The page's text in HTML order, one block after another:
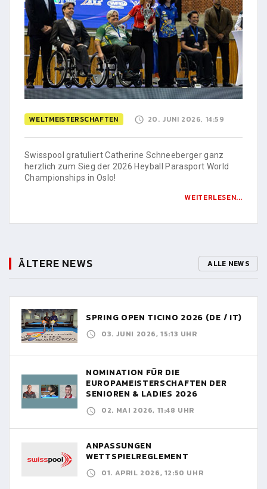
WELTMEISTERSCHAFTEN 20. JUNI 2026, 14:59
Swisspool gratuliert Catherine Schneeberger ganz
herzlich zum Sieg der 2026 Heyball Parasport World
Championships in Oslo!
WEITERLESEN...
ÄLTERE NEWS ALLE NEWS
SPRING OPEN TICINO 2026 (DE / IT)
03. JUNI 2026, 15:13 UHR
NOMINATION FÜR DIE
EUROPAMEISTERSCHAFTEN DER
SENIOREN & LADIES 2026
02. MAI 2026, 11:48 UHR
ANPASSUNGEN
WETTSPIELREGLEMENT
01. APRIL 2026, 12:50 UHR